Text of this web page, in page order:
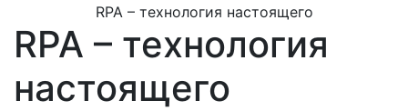
RPA – технология настоящего
RPA – технология
настоящего